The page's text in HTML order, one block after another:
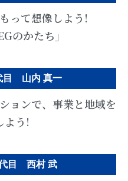
って想像しよう!
のかたち」
目 山内 真一
ョンで、事業と地域を
よう!
目 西村 武